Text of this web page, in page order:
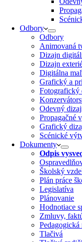
Odbory
Odbory
Animovaná
Dizajn
Dizajn
Digitálna
Grafický a
Fotografický
Odevný
Propagačné
Grafický
Scénické
Dokumenty
Odpis
Školský
Plán práce
Legislatíva
Plánovanie
Hodnotiace
Zmluvy,
Pedagogická
Tlačivá